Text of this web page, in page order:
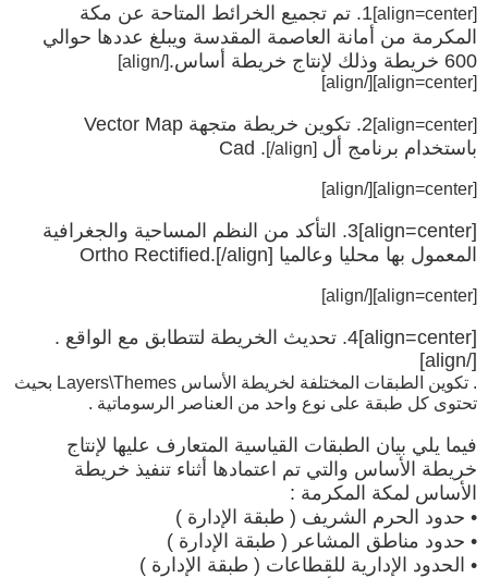
[align=center]
1. تم تجميع الخرائط المتاحة عن مكة
المكرمة من أمانة العاصمة المقدسة ويبلغ عددها حوالي
600 خريطة وذلك لإنتاج خريطة أساس.
[/align]
[align=center]
[/align]
[align=center]
2. تكوين خريطة متجهة Vector Map
باستخدام برنامج أل Cad . [/align]
[align=center]
[/align]
[align=center]3. التأكد من النظم المساحية والجغرافية
المعمول بها محليا وعالميا Ortho Rectified.[/align]
[align=center]
[/align]
[align=center]4. تحديث الخريطة لتتطابق مع الواقع .
[/align]
. تكوين الطبقات المختلفة لخريطة الأساس Layers\Themes بحيث
تحتوى كل طبقة على نوع واحد من العناصر الرسوماتية .
فيما يلي بيان الطبقات القياسية المتعارف عليها لإنتاج
خريطة الأساس والتي تم اعتمادها أثناء تنفيذ خريطة
الأساس لمكة المكرمة :
• حدود الحرم الشريف ( طبقة الإدارة )
• حدود مناطق المشاعر ( طبقة الإدارة )
• الحدود الإدارية للقطاعات ( طبقة الإدارة )